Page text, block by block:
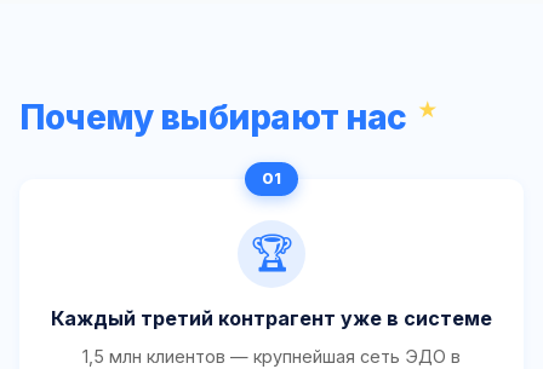
Почему выбирают нас
🏆
Каждый третий контрагент уже в системе
1,5 млн клиентов — крупнейшая сеть ЭДО в